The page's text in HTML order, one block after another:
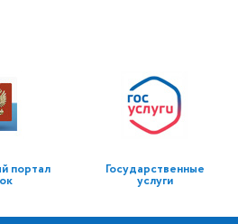
портал Государственные
услуги